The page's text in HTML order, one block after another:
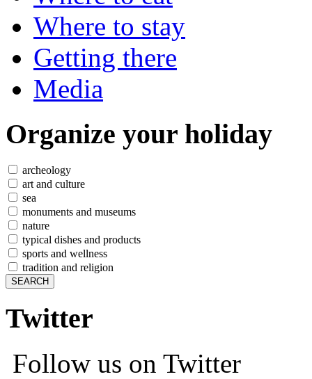
Where to stay
Getting there
Media
Organize your holiday
archeology
art and culture
sea
monuments and museums
nature
typical dishes and products
sports and wellness
tradition and religion
Twitter
Follow us on Twitter